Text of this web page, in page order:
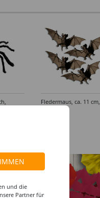
Fledermaus, ca. 11 cm,
und die
Partner für